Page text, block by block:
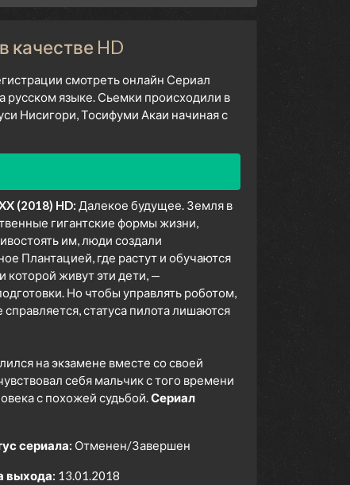
качестве HD
смотреть онлайн Сериал
языке. Сьемки происходили в
Нисигори, Тосифуми Акаи начиная с
(2018) HD: Далекое будущее. Земля в
гигантские формы жизни,
им, люди создали
Плантацией, где растут и обучаются
которой живут эти дети, —
Но чтобы управлять роботом,
статуса пилота лишаются
на экзамене вместе со своей
себя мальчик с того времени
с похожей судьбой.Сериал
сериала: Отменен/Завершен
выхода: 13.01.2018